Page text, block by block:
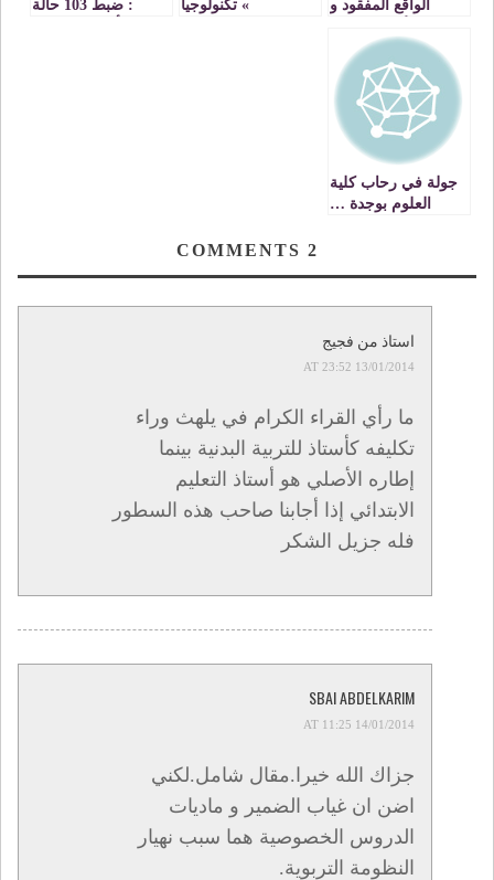
الواقع المفقود و
» تكنولوجيا
: ضبط 103 حالة
جولة في رحاب كلية
العلوم بوجدة …
2
استاذ من فجيج
13/01/2014 AT 23:52
ما رأي القراء الكرام في يلهث وراء
تكليفه كأستاذ للتربية البدنية بينما
إطاره الأصلي هو أستاذ التعليم
الابتدائي إذا أجابنا صاحب هذه السطور
فله جزيل الشكر
SBAI ABDELKARIM
14/01/2014 AT 11:25
جزاك الله خيرا.مقال شامل.لكني
اضن ان غياب الضمير و ماديات
الدروس الخصوصية هما سبب نهيار
النظومة التربوية.